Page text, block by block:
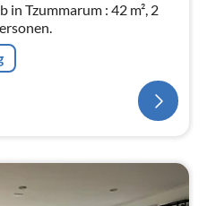
in Tzummarum : 42 m², 2